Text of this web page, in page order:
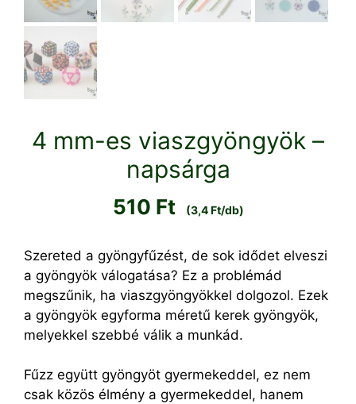
4 mm-es viaszgyöngyök –
napsárga
510 Ft (3,4 Ft/db)
Szereted a gyöngyfűzést, de sok idődet elveszi
a gyöngyök válogatása? Ez a problémád
megszűnik, ha viaszgyöngyökkel dolgozol. Ezek
a gyöngyök egyforma méretű kerek gyöngyök,
melyekkel szebbé válik a munkád.
Fűzz együtt gyöngyöt gyermekeddel, ez nem
csak közös élmény a gyermekeddel, hanem